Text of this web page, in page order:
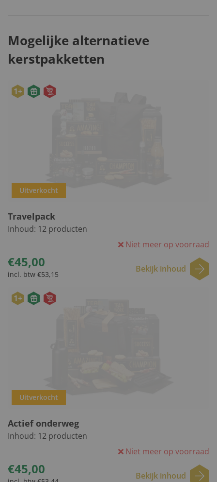
Mogelijke alternatieve
kerstpakketten
1+
Uitverkocht
Travelpack
Inhoud: 12 producten
Niet meer op voorraad
€45,00
incl. btw €53,15
Bekijk inhoud
1+
Uitverkocht
Actief onderweg
Inhoud: 12 producten
Niet meer op voorraad
€45,00 Bekijk inhoud